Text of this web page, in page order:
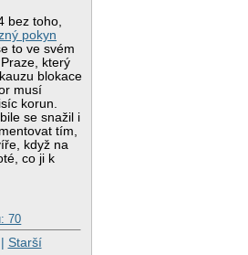
bez toho,
pokyn
to ve svém
který
blokace
musí
korun.
se snažil i
tím,
když na
co ji k
70
Starší